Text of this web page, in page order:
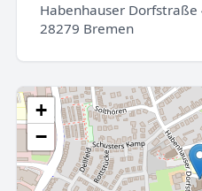
Habenhauser Dorfstraße
28279 Bremen
+
−